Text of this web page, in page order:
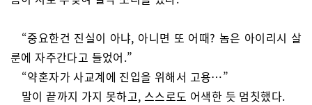
“중요한건 진실이 아냐, 아니면 또 어때? 놈은 아이리시 살
룬에 자주간다고 들었어.”
“약혼자가 사교계에 진입을 위해서 고용…”
말이 끝까지 가지 못하고, 스스로도 어색한 듯 멈칫했다.